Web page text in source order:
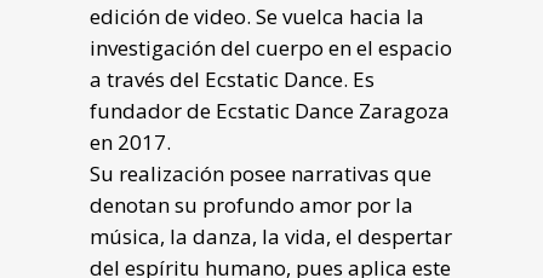
edición de video. Se vuelca hacia la
investigación del cuerpo en el espacio
a través del Ecstatic Dance. Es
fundador de Ecstatic Dance Zaragoza
en 2017.
Su realización posee narrativas que
denotan su profundo amor por la
música, la danza, la vida, el despertar
del espíritu humano, pues aplica este